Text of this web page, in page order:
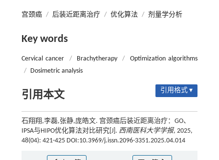
宫颈癌 / 后装近距离治疗 / 优化算法 / 剂量学分析
Key words
Cervical cancer / Brachytherapy /
Optimization algorithms
/
Dosimetric analysis
引用本文 引用格式 ▾
石翔翔,李磊,张静,庞皓文. 宫颈癌后装近距离治疗：GO、
IPSA与HIPO优化算法对比研究[J]. 西南医科大学学报, 2025,
48(04): 421-425 DOI:10.3969/j.issn.2096-3351.2025.04.014